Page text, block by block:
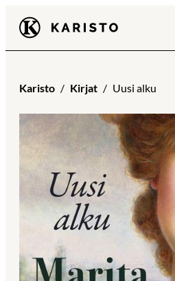
Siirry
suoraan
sisältöön
Karisto
Karisto Kirjat Uusi alku